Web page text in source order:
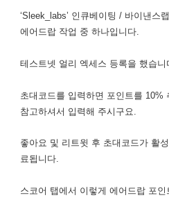
‘Sleek_labs’ 인큐베이팅 / 바이낸스
에어드랍 작업 중 하나입니다.
테스트넷 얼리 엑세스 등록을 했습니
초대코드를 입력하면 포인트를 10%
참고하셔서 입력해 주시구요.
좋아요 및 리트윗 후 초대코드가 활
료됩니다.
스코어 탭에서 이렇게 에어드랍 포